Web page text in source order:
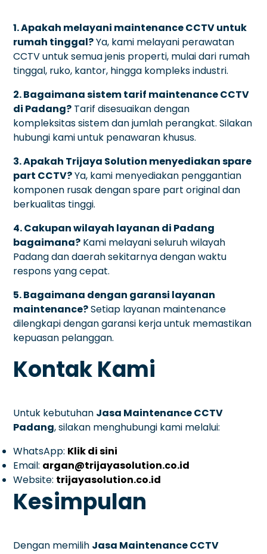
1. Apakah melayani maintenance CCTV untuk
rumah tinggal?Ya, kami melayani perawatan
CCTV untuk semua jenis properti, mulai dari rumah
tinggal, ruko, kantor, hingga kompleks industri.
2. Bagaimana sistem tarif maintenance CCTV
di Padang? Tarif disesuaikan dengan
kompleksitas sistem dan jumlah perangkat. Silakan
hubungi kami untuk penawaran khusus.
3. Apakah Trijaya Solution menyediakan spare
part CCTV?Ya, kami menyediakan penggantian
komponen rusak dengan spare part original dan
berkualitas tinggi.
4. Cakupan wilayah layanan di Padang
bagaimana? Kami melayani seluruh wilayah
Padang dan daerah sekitarnya dengan waktu
respons yang cepat.
5. Bagaimana dengan garansi layanan
maintenance?Setiap layanan maintenance
dilengkapi dengan garansi kerja untuk memastikan
kepuasan pelanggan.
Kontak Kami
Untuk kebutuhan Jasa Maintenance CCTV
Padang, silakan menghubungi kami melalui:
WhatsApp: Klik di sini
Email: argan@trijayasolution.co.id
Website: trijayasolution.co.id
Kesimpulan
Dengan memilih Jasa Maintenance CCTV